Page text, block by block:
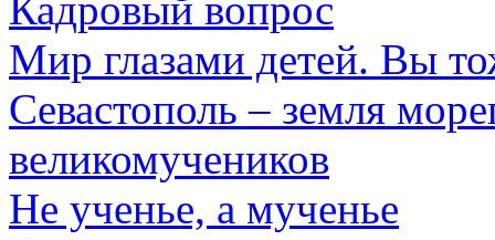
Мир глазами детей. Вы
Севастополь – земля
великомучеников
Не ученье, а мученье